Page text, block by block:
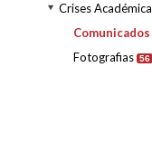
Crises
Comunicados
Fotografias 56